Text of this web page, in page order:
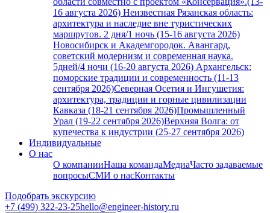
16 августа 2026) Неизвестная Рязанская область:
архитектура и наследие вне туристических
маршрутов. 2 дня/1 ночь (15-16 августа 2026)
Новосибирск и Академгородок. Авангард,
советский модернизм и современная наука.
5дней/4 ночи (16-20 августа 2026) Архангельск:
поморские традиции и современность (11-13
сентября 2026)Северная Осетия и Ингушетия:
архитектура, традиции и горные цивилизации
Кавказа (18-21 сентября 2026)Промышленный
Урал (19-22 сентября 2026)Верхняя Волга: от
купечества к индустрии (25-27 сентября 2026)
Индивидуальные
О нас
О компанииНаша командаМедиаЧасто задаваемые
вопросыСМИ о насКонтакты
Подобрать экскурсию
+7 (499) 322-23-25hello@engineer-history.ru